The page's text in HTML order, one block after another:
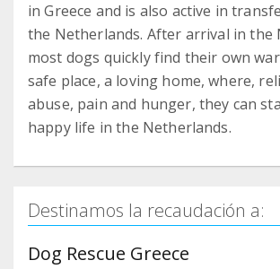
in Greece and is also active in
the Netherlands. After arrival in the
most dogs quickly find their own
safe place, a loving home, where,
abuse, pain and hunger, they can
happy life in the Netherlands.
Destinamos la recaudación a:
Dog Rescue Greece